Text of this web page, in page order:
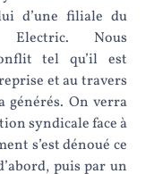
d’une filiale du
Electric. Nous
tel qu’il est
et au travers
générés. On verra
syndicale face à
s’est dénoué ce
puis par un